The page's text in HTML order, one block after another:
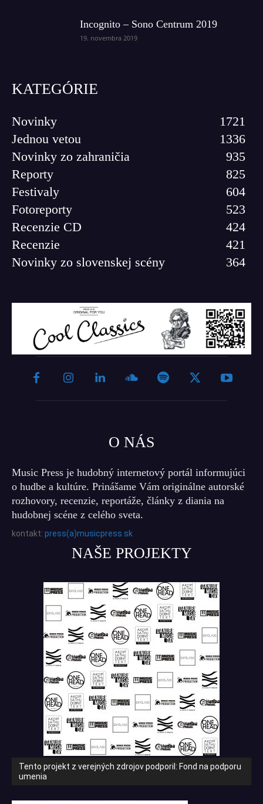
Incognito – Sono Centrum 2019
19. novembra 2019
KATEGÓRIE
Novinky
1721
Jednou vetou
1336
Novinky zo zahraničia
935
Reporty
825
Festivaly
604
Fotoreporty
523
Recenzie CD
424
Recenzie
421
Novinky zo slovenskej scény
364
O NÁS
Music Press je hudobný internetový portál informujúci
o hudbe a kultúre. Prinášame Vám originálne autorské
rozhovory, recenzie, reportáže, články z diania na
hudobnej scéne z celého sveta.
kontakt: press(a)musicpress.sk
NAŠE PROJEKTY
Tento projekt z verejných zdrojov podporil: Fond na podporu
umenia